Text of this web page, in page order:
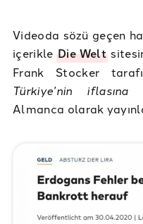
Videoda sözü geçen
içerikleDie Welt
Frank Stocker
Türkiye’nin
Almanca olarak